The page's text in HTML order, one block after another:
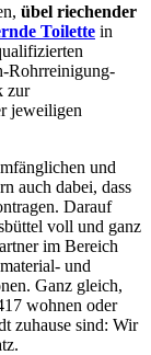
übel riechender
Toilette in
Rohrreinigung-
zur
jeweiligen
und
auch dabei, dass
Darauf
voll und ganz
im Bereich
und
Ganz gleich,
wohnen oder
zuhause sind: Wir